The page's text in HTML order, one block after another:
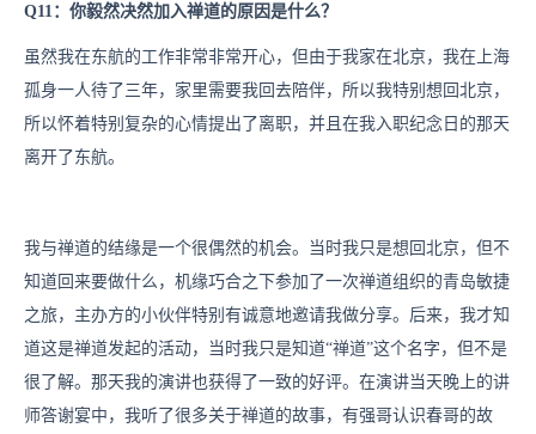
Q11：你毅然决然加入禅道的原因是什么？
虽然我在东航的工作非常非常开心，但由于我家在北京，我在上海
孤身一人待了三年，家里需要我回去陪伴，所以我特别想回北京，
所以怀着特别复杂的心情提出了离职，并且在我入职纪念日的那天
离开了东航。
我与禅道的结缘是一个很偶然的机会。当时我只是想回北京，但不
知道回来要做什么，机缘巧合之下参加了一次禅道组织的青岛敏捷
之旅，主办方的小伙伴特别有诚意地邀请我做分享。后来，我才知
道这是禅道发起的活动，当时我只是知道“禅道”这个名字，但不是
很了解。那天我的演讲也获得了一致的好评。在演讲当天晚上的讲
师答谢宴中，我听了很多关于禅道的故事，有强哥认识春哥的故